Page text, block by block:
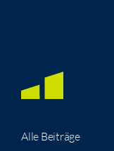
Alle Bei­trä­ge